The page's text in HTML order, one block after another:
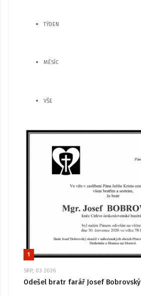
TÝDEN
MĚSÍC
VŠE
1
SRP, 03 2026
Odešel bratr farář Josef Bobrovský